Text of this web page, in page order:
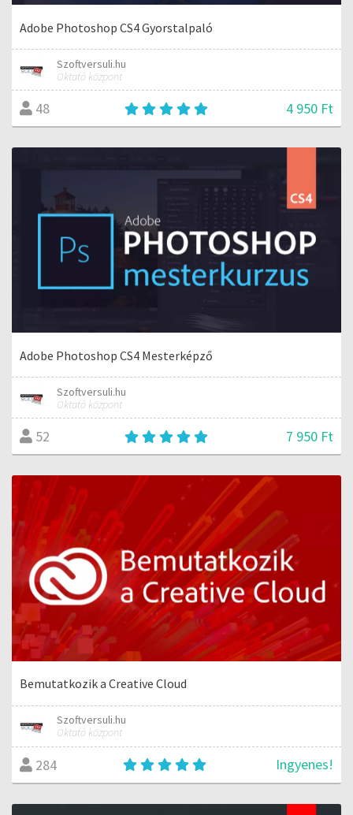
Adobe Photoshop CS4 Gyorstalpaló
Szoftversuli.hu
Oktató központ
48 4 950 Ft
Adobe Photoshop CS4 Mesterképző
Szoftversuli.hu
Oktató központ
52 7 950 Ft
Bemutatkozik a Creative Cloud
Szoftversuli.hu
Oktató központ
284 Ingyenes!